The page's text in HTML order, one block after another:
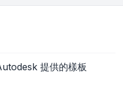
提供的樣板